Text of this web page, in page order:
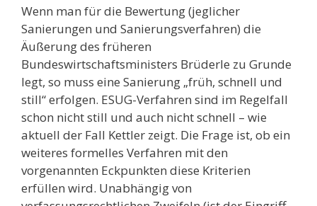
Wenn man für die Bewertung (jeglicher
Sanierungen und Sanierungsverfahren) die
Äußerung des früheren
Bundeswirtschaftsministers Brüderle zu Grunde
legt, so muss eine Sanierung „früh, schnell und
still“ erfolgen. ESUG-Verfahren sind im Regelfall
schon nicht still und auch nicht schnell – wie
aktuell der Fall Kettler zeigt. Die Frage ist, ob ein
weiteres formelles Verfahren mit den
vorgenannten Eckpunkten diese Kriterien
erfüllen wird. Unabhängig von